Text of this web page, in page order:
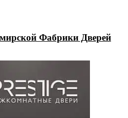
Фабрики Дверей